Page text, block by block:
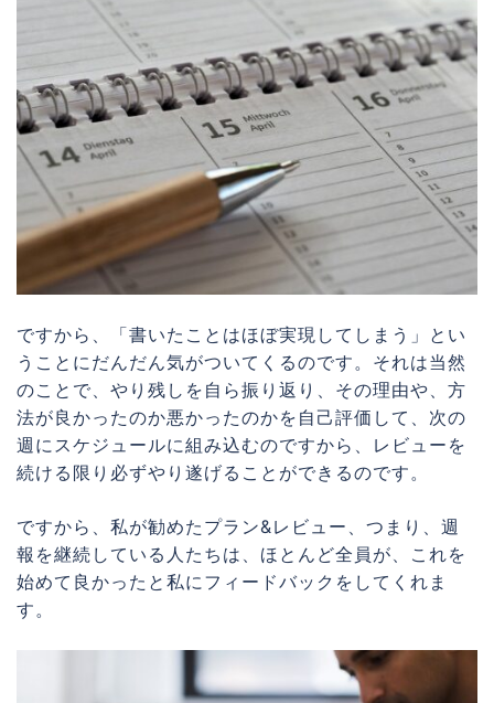
ですから、「書いたことはほぼ実現してしまう」とい
うことにだんだん気がついてくるのです。それは当然
のことで、やり残しを自ら振り返り、その理由や、方
法が良かったのか悪かったのかを自己評価して、次の
週にスケジュールに組み込むのですから、レビューを
続ける限り必ずやり遂げることができるのです。
ですから、私が勧めたプラン&レビュー、つまり、週
報を継続している人たちは、ほとんど全員が、これを
始めて良かったと私にフィードバックをしてくれま
す。